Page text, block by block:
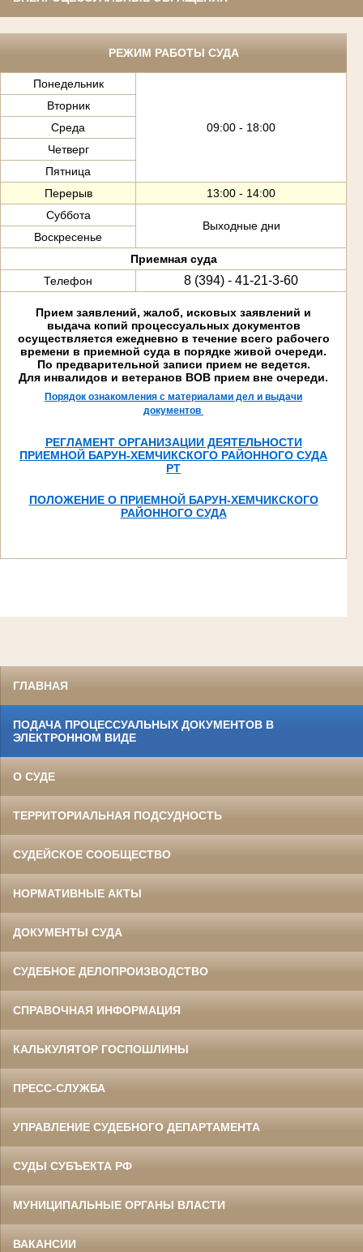
РЕЖИМ РАБОТЫ СУДА
Понедельник
09:00 - 18:00
Вторник
Среда
Четверг
Пятница
Перерыв
13:00 - 14:00
Суббота
Выходные дни
Воскресенье
Приемная суда
Телефон
8 (394) - 41-21-3-60
Прием заявлений, жалоб, исковых заявлений и
выдача копий процессуальных документов
осуществляется ежедневно в течение всего рабочего
времени в приемной суда в порядке живой очереди.
По предварительной записи прием не ведется.
Для инвалидов и ветеранов ВОВ прием вне очереди.
Порядок ознакомления с материалами дел и выдачи
документов
РЕГЛАМЕНТ ОРГАНИЗАЦИИ ДЕЯТЕЛЬНОСТИ
ПРИЕМНОЙ БАРУН-ХЕМЧИКСКОГО РАЙОННОГО СУДА
РТ
ПОЛОЖЕНИЕ О ПРИЕМНОЙ БАРУН-ХЕМЧИКСКОГО
РАЙОННОГО СУДА
ГЛАВНАЯ
ПОДАЧА ПРОЦЕССУАЛЬНЫХ ДОКУМЕНТОВ В
ЭЛЕКТРОННОМ ВИДЕ
О СУДЕ
ТЕРРИТОРИАЛЬНАЯ ПОДСУДНОСТЬ
СУДЕЙСКОЕ СООБЩЕСТВО
НОРМАТИВНЫЕ АКТЫ
ДОКУМЕНТЫ СУДА
СУДЕБНОЕ ДЕЛОПРОИЗВОДСТВО
СПРАВОЧНАЯ ИНФОРМАЦИЯ
КАЛЬКУЛЯТОР ГОСПОШЛИНЫ
ПРЕСС-СЛУЖБА
УПРАВЛЕНИЕ СУДЕБНОГО ДЕПАРТАМЕНТА
СУДЫ СУБЪЕКТА РФ
МУНИЦИПАЛЬНЫЕ ОРГАНЫ ВЛАСТИ
ВАКАНСИИ